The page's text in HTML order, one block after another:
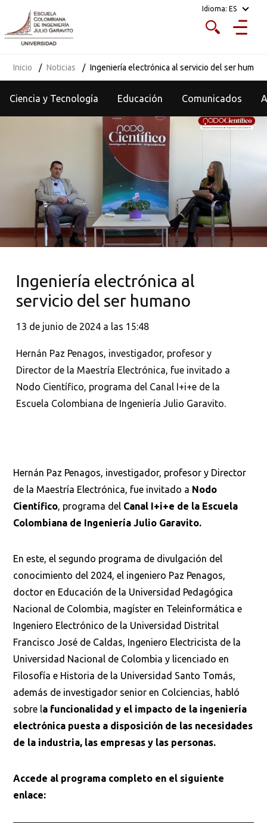
Idioma: ES
Inicio Noticias Ingeniería electrónica al servicio del ser
Ciencia y Tecnología Educación Comunicados
Ingeniería electrónica al
servicio del ser humano
13 de junio de 2024 a las 15:48
Hernán Paz Penagos, investigador, profesor y
Director de la Maestría Electrónica, fue invitado a
Nodo Científico, programa del Canal I+i+e de la
Escuela Colombiana de Ingeniería Julio Garavito.
Hernán Paz Penagos, investigador, profesor y Director
de la Maestría Electrónica, fue invitado a Nodo
Científico , programa del Canal I+i+e de la Escuela
Colombiana de Ingeniería Julio Garavito.
En este, el segundo programa de divulgación del
conocimiento del 2024, el ingeniero Paz Penagos,
doctor en Educación de la Universidad Pedagógica
Nacional de Colombia, magíster en Teleinformática e
Ingeniero Electrónico de la Universidad Distrital
Francisco José de Caldas, Ingeniero Electricista de la
Universidad Nacional de Colombia y licenciado en
Filosofía e Historia de la Universidad Santo Tomás,
además de investigador senior en Colciencias, habló
sobre l a funcionalidad y el impacto de la ingeniería
electrónica puesta a disposición de las necesidades
de la industria, las empresas y las personas.
Accede al programa completo en el siguiente
enlace:
¿Qué buscas?